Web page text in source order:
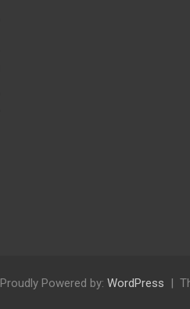
Proudly Powered by: WordPress